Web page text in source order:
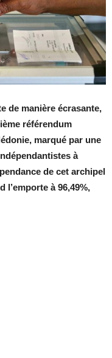
de manière écrasante,
référendum
marqué par une
à
de cet archipel
l’emporte à 96,49%,